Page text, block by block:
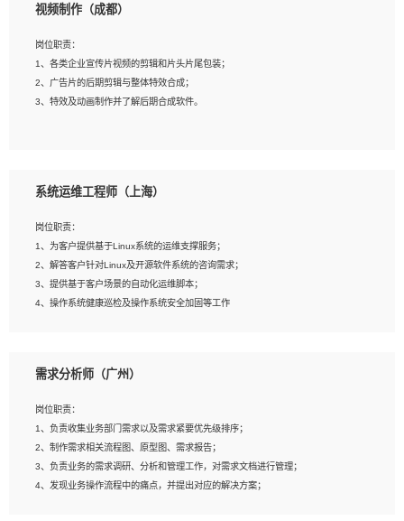
上；
3、想象力丰富, 有一定的艺术审美深度；
4、有良好的场景特效搭建功底；
5、熟悉 3Ds Max 或者 Maya；
6、有良好的沟通能力和团队合作意识；
视频制作（成都）
岗位职责：
1、各类企业宣传片视频的剪辑和片头片尾包装；
2、广告片的后期剪辑与整体特效合成；
3、特效及动画制作并了解后期合成软件。
2、熟练使用After Effect、Photo Shop、熟练掌握视频剪辑和特效包装软件；
4、在剪辑上会思考，有一定编导思维；
5、踏实， 勤奋，愿意在工作中不断学习，提高自我；
6、能与同事友好相处。
系统运维工程师（上海）
岗位职责：
1、为客户提供基于Linux系统的运维支撑服务；
2、解答客户针对Linux及开源软件系统的咨询需求；
3、提供基于客户场景的自动化运维脚本；
4、操作系统健康巡检及操作系统安全加固等工作
1、全日制本科计算机相关专业毕业，3年以上相关工作经验；
3、熟练使用脚本语言，shell/python任一种，熟练使用Ansible
4、熟悉linux常见服务、中间件的基本原理、部署以及故障处理，如：Mysql、
Apache、Nginx、Zabbix、Kafka等
5、熟悉主流虚拟化技术，如：VMware、KVM
6、具备网络方面的基础知识，熟悉常见的网络协议，如TCP/IP，转发原理，路由优
需求分析师（广州）
岗位职责：
1、负责收集业务部门需求以及需求紧要优先级排序；
2、制作需求相关流程图、原型图、需求报告；
3、负责业务的需求调研、分析和管理工作，对需求文档进行管理；
4、发现业务操作流程中的痛点，并提出对应的解决方案；